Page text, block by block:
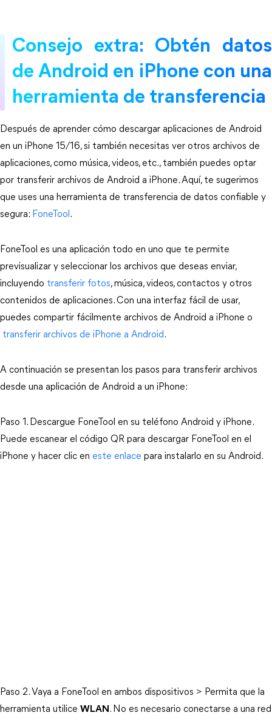
Consejo extra: Obtén datos
de Android en iPhone con una
herramienta de transferencia
Después de aprender cómo descargar aplicaciones de Android
en un iPhone 15/16, si también necesitas ver otros archivos de
aplicaciones, como música, videos, etc., también puedes optar
por transferir archivos de Android a iPhone. Aquí, te sugerimos
que uses una herramienta de transferencia de datos confiable y
segura: FoneTool .
FoneTool es una aplicación todo en uno que te permite
previsualizar y seleccionar los archivos que deseas enviar,
incluyendo transferir fotos, música, videos, contactos y otros
contenidos de aplicaciones. Con una interfaz fácil de usar,
puedes compartir fácilmente archivos de Android a iPhone o
transferir archivos de iPhone a Android.
A continuación se presentan los pasos para transferir archivos
desde una aplicación de Android a un iPhone:
Paso 1. Descargue FoneTool en su teléfono Android y iPhone.
Puede escanear el código QR para descargar FoneTool en el
iPhone y hacer clic en este enlace para instalarlo en su Android.
Paso 2. Vaya a FoneTool en ambos dispositivos > Permita que la
herramienta utilice WLAN . No es necesario conectarse a una red